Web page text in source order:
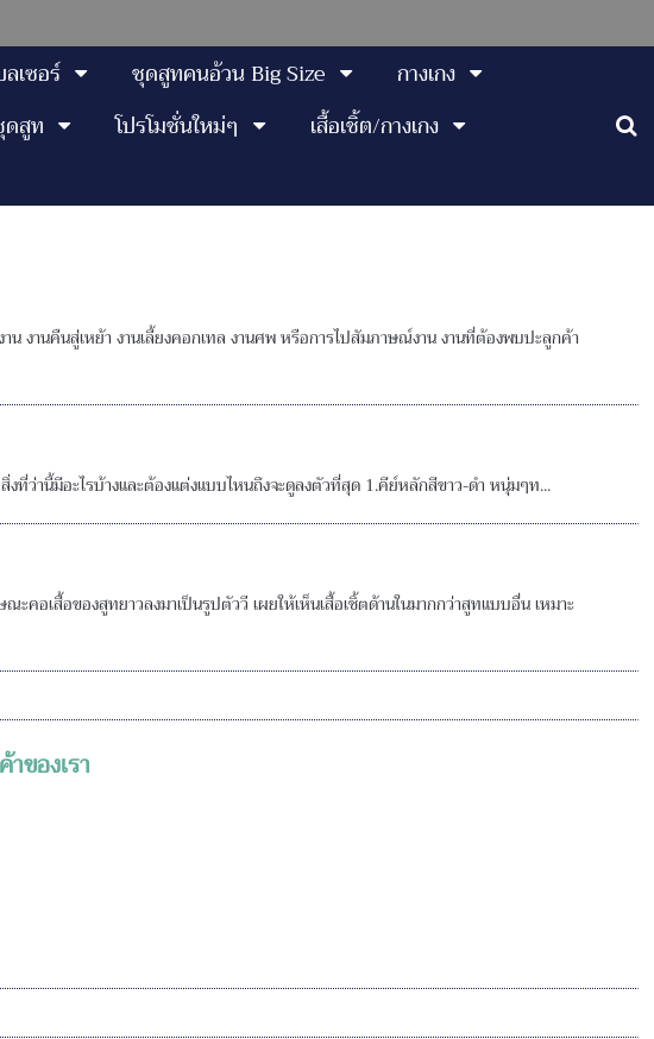
ลเซอร์ ชุดสูทคนอ้วน Big Size
กางเกง
สูท โปรโมชั่นใหม่ๆ
เสื้อเชิ้ต/กางเกง
น งานคืนสู่เหย้า งานเลี้ยงคอกเทล งานศพ หรือการไปสัมภาษณ์งาน งานที่ต้องพบปะลูกค้า
ที่ว่านี้มีอะไรบ้างและต้องแต่งแบบไหนถึงจะดูลงตัวที่สุด 1.คีย์หลักสีขาว-ดำ หนุ่มๆท...
อเสื้อของสูทยาวลงมาเป็นรูปตัววี เผยให้เห็นเสื้อเชิ้ตด้านในมากกว่าสูทแบบอื่น เหมาะ
ของเรา